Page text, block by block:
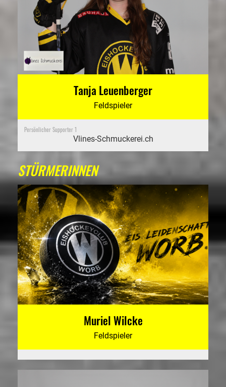
Tanja Leuenberger
Feldspieler
Persönlicher Supporter 1
Vlines-Schmuckerei.ch
STÜRMERINNEN
Muriel Wilcke
Feldspieler